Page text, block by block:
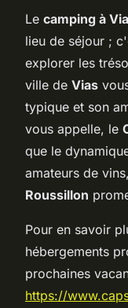
Le camping à
lieu de séjour ;
explorer les
ville de Vias
typique et son
vous appelle, le
que le
amateurs de
Roussillon
Pour en savoir
hébergements
prochaines
https://